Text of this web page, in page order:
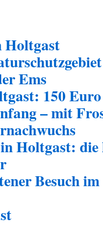
Holtgast
Ems
150
– mit
Holtgast:
Besuch